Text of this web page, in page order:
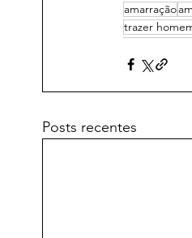
amarração
trazer
Posts recentes